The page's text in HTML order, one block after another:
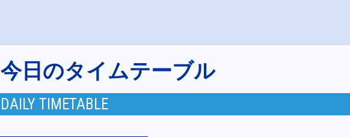
今日のタイムテーブル
DAILY TIMETABLE